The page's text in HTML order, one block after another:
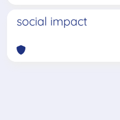
social impact